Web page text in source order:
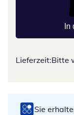
Lieferzeit:Bitte
Sie